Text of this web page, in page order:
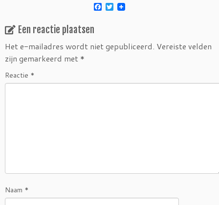
F
o
T
w
e
r
Een reactie plaatsen
Het e-mailadres wordt niet gepubliceerd. Vereiste velden
zijn gemarkeerd met *
Reactie *
Naam *